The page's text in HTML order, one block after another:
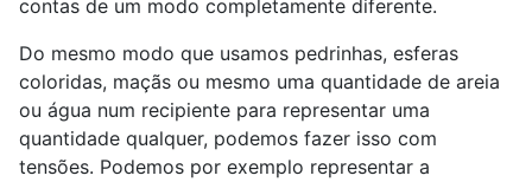
contas de um modo completamente diferente.
Do mesmo modo que usamos pedrinhas, esferas
coloridas, maçãs ou mesmo uma quantidade de areia
ou água num recipiente para representar uma
quantidade qualquer, podemos fazer isso com
tensões. Podemos por exemplo representar a